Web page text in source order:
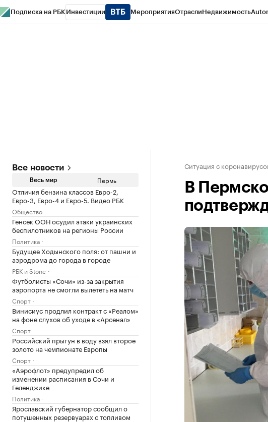
Подписка на РБК Инвестиции МероприятияОтраслиНедвижимость
Все новости
Весь мир Пермь
Отличия бензина классов Евро-2,
Евро-3, Евро-4 и Евро-5. Видео РБК
Общество
Генсек ООН осудил атаки украинских
беспилотников на регионы России
Политика
Будущее Ходынского поля: от пашни и
аэродрома до города в городе
РБК и Stone
Футболисты «Сочи» из-за закрытия
аэропорта не смогли вылететь на матч
Спорт
Винисиус продлил контракт с «Реалом»
на фоне слухов об уходе в «Арсенал»
Спорт
Российский прыгун в воду взял второе
золото на чемпионате Европы
Спорт
«Аэрофлот» предупредил об
изменении расписания в Сочи и
Геленджике
Политика
Ярославский губернатор сообщил о
потушенных резервуарах с топливом
Ситуация с
В